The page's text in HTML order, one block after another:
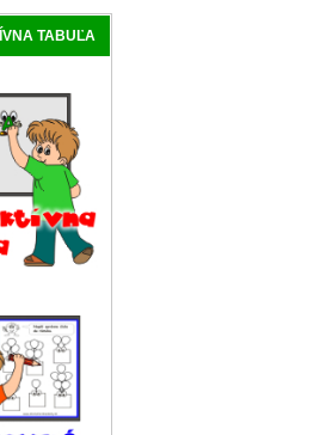
TABUĽA